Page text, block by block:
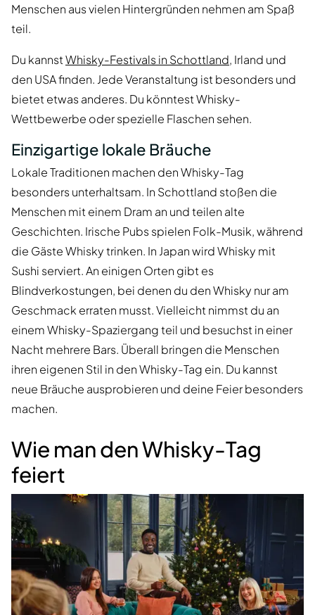
Menschen aus vielen Hintergründen nehmen am Spaß
teil.
Du kannstWhisky-Festivals in Schottland, Irland und
den USA finden. Jede Veranstaltung ist besonders und
bietet etwas anderes. Du könntest Whisky-
Wettbewerbe oder spezielle Flaschen sehen.
Einzigartige lokale Bräuche
Lokale Traditionen machen den Whisky-Tag
besonders unterhaltsam. In Schottland stoßen die
Menschen mit einem Dram an und teilen alte
Geschichten. Irische Pubs spielen Folk-Musik, während
die Gäste Whisky trinken. In Japan wird Whisky mit
Sushi serviert. An einigen Orten gibt es
Blindverkostungen, bei denen du den Whisky nur am
Geschmack erraten musst. Vielleicht nimmst du an
einem Whisky-Spaziergang teil und besuchst in einer
Nacht mehrere Bars. Überall bringen die Menschen
ihren eigenen Stil in den Whisky-Tag ein. Du kannst
neue Bräuche ausprobieren und deine Feier besonders
machen.
Wie man den Whisky-Tag
feiert